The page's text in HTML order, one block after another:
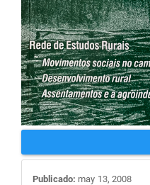
Publicado: may 13, 2008